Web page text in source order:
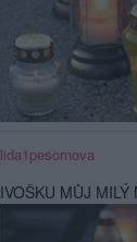
lida1pesornova
IVOŠKU MŮJ